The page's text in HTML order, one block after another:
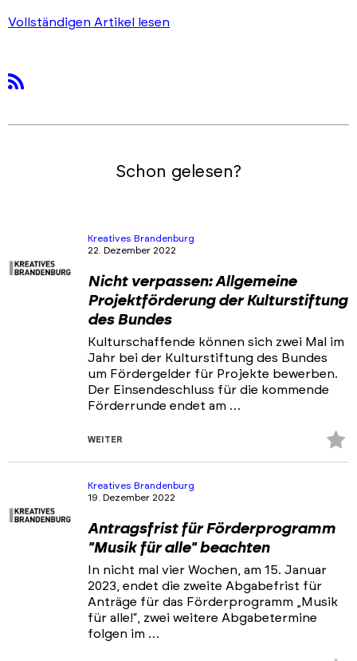
Vollständigen Artikel lesen
Schon gelesen?
Kreatives Brandenburg
22. Dezember 2022
Nicht verpassen: Allgemeine
Projektförderung der Kulturstiftung
des Bundes
Kulturschaffende können sich zwei Mal im
Jahr bei der Kulturstiftung des Bundes
um Fördergelder für Projekte bewerben.
Der Einsendeschluss für die kommende
Förderrunde endet am …
WEITER
Kreatives Brandenburg
19. Dezember 2022
Antragsfrist für Förderprogramm
"Musik für alle" beachten
In nicht mal vier Wochen, am 15. Januar
2023, endet die zweite Abgabefrist für
Anträge für das Förderprogramm „Musik
für alle!“, zwei weitere Abgabetermine
folgen im …